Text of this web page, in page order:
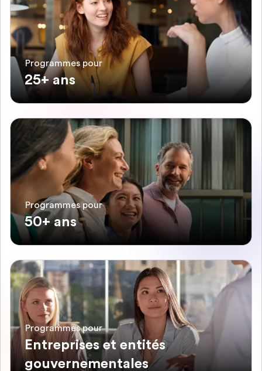
Programmes pour
25+ ans
Programmes pour
50+ ans
Programmes pour
Entreprises et entités
gouvernementales